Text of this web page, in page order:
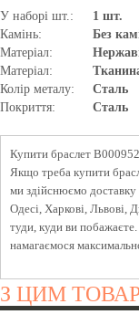
У наборі шт.:
1 шт.
Камінь:
Без
Матеріал:
Матеріал:
Колір металу:
Сталь
Покриття:
Сталь
Купити браслет
Якщо треба купити
ми здійснюємо доставку
Одесі, Харкові, Львові,
туди, куди ви
намагаємося
З ЦИМ